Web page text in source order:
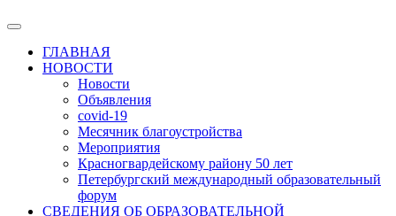
ГЛАВНАЯ
НОВОСТИ
Новости
Объявления
covid-19
Месячник благоустройства
Мероприятия
Красногвардейскому району 50 лет
Петербургский международный образовательный
форум
СВЕДЕНИЯ ОБ ОБРАЗОВАТЕЛЬНОЙ